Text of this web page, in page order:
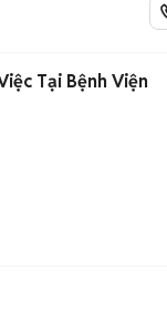
Tại Bệnh Viện